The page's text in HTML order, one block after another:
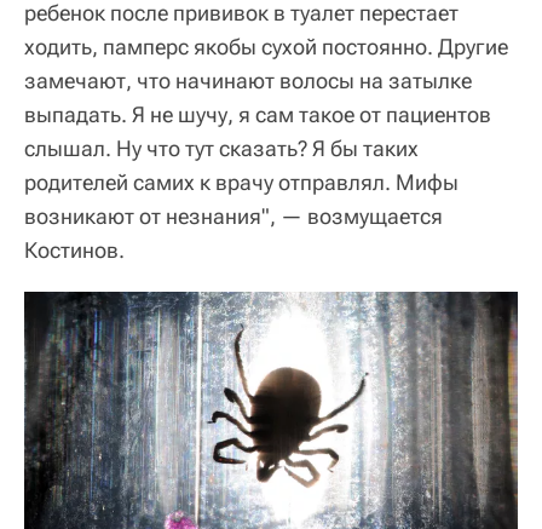
ребенок после прививок в туалет перестает
ходить, памперс якобы сухой постоянно. Другие
замечают, что начинают волосы на затылке
выпадать. Я не шучу, я сам такое от пациентов
слышал. Ну что тут сказать? Я бы таких
родителей самих к врачу отправлял. Мифы
возникают от незнания", — возмущается
Костинов.